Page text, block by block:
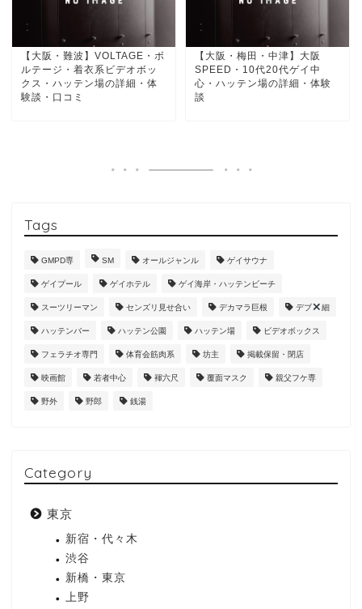
【大阪・難波】VOLTAGE・ボ
ルテージ・着衣系ビデオボッ
クス・ハッテン場の詳細・体
験談・口コミ
【大阪・梅田・中津】大阪
SPEED・10代20代ゲイ中
心・ハッテン場の詳細・体験
談
Tags
GMPD専 SM オールジャンル ゲイサウナ
ゲイプール ゲイホテル ゲイ海岸・ハッテンビーチ
スーツリーマン センズリ見せ合い デカマラ巨根 デブ 細
ハッテンバー ハッテン公園 ハッテン場 ビデオボックス
フェラチオ専門 体育会筋肉系 坊主 掲載保留・閉店
映画館 若者中心 褌六尺 覆面マスク 親父フケ専
野外 野郎 銭湯
Category
東京
新宿・代々木
渋谷
新橋・東京
上野